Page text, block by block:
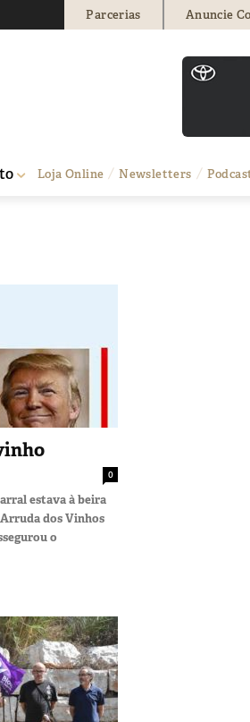
Parcerias Anuncie
Loja Online Newsletters
0
estava à beira
dos Vinhos
o